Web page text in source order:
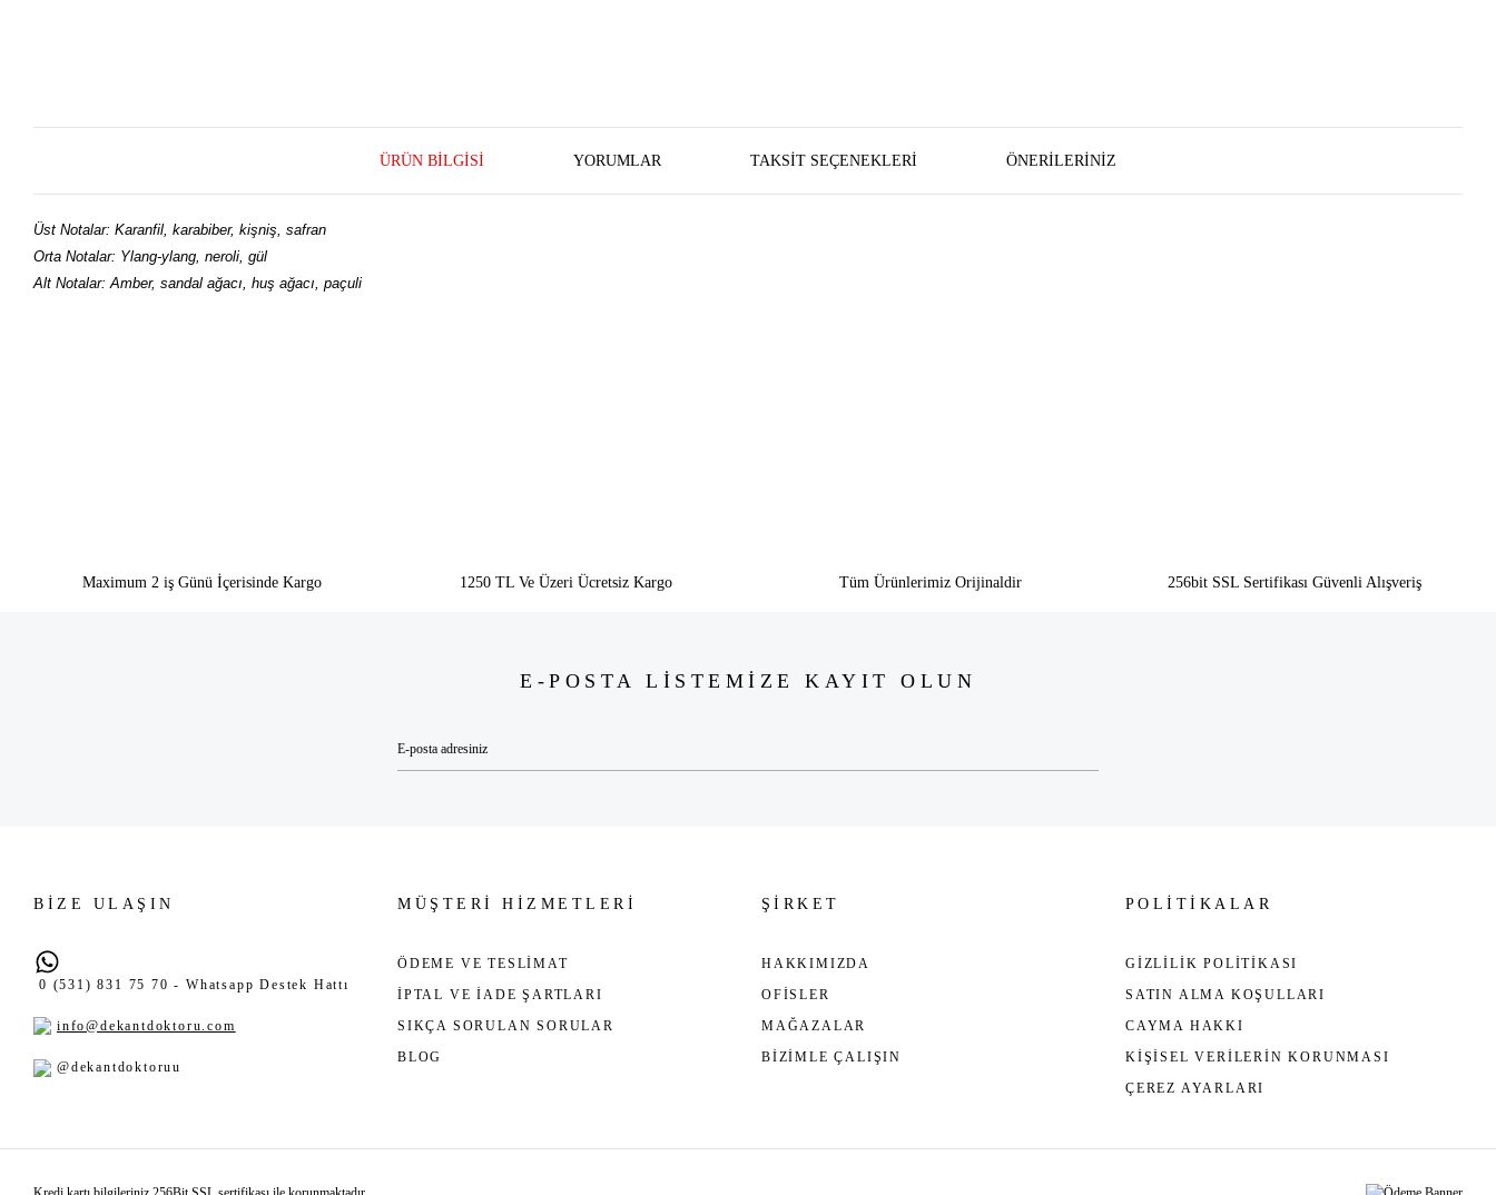
ÜRÜN BILGISI YORUMLAR TAKSIT SEÇENEKLERI ÖNERILERINIZ
Üst Notalar: Karanfil, karabiber, kişniş, safran
Orta Notalar: Ylang-ylang, neroli, gül
Alt Notalar: Amber, sandal ağacı, huş ağacı, paçuli
Maximum 2 iş Günü İçerisinde Kargo 1250 TL Ve Üzeri Ücretsiz Kargo Tüm Ürünlerimiz Orijinaldir 256bit SSL Sertifikası Güvenli Alışveriş
E-POSTA LİSTEMİZE KAYIT OLUN
BİZE ULAŞIN
0 (531) 831 75 70 - Whatsapp Destek Hattı
info@dekantdoktoru.com
@dekantdoktoruu
MÜŞTERİ HİZMETLERİ
ÖDEME VE TESLİMAT
İPTAL VE İADE ŞARTLARI
SIKÇA SORULAN SORULAR
BLOG
ŞİRKET
HAKKIMIZDA
OFİSLER
MAĞAZALAR
BİZİMLE ÇALIŞIN
POLİTİKALAR
GİZLİLİK POLİTİKASI
SATIN ALMA KOŞULLARI
CAYMA HAKKI
KİŞİSEL VERİLERİN KORUNMASI
ÇEREZ AYARLARI